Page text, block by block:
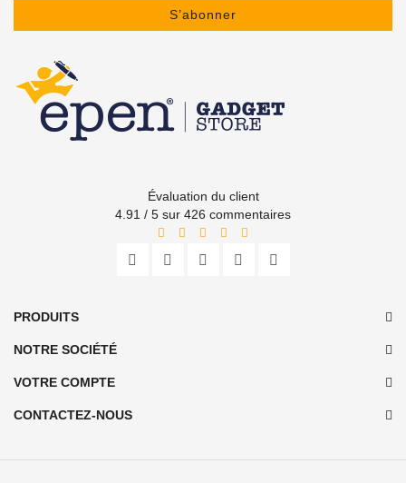
S’abonner
Évaluation du client
4.91 / 5 sur 426 commentaires
PRODUITS
NOTRE SOCIÉTÉ
VOTRE COMPTE
CONTACTEZ-NOUS